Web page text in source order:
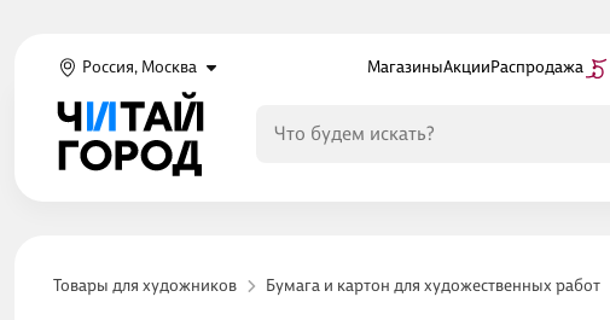
Россия, Москва МагазиныАкцииРаспродажа
Товары для художников Бумага и картон для художественных работ